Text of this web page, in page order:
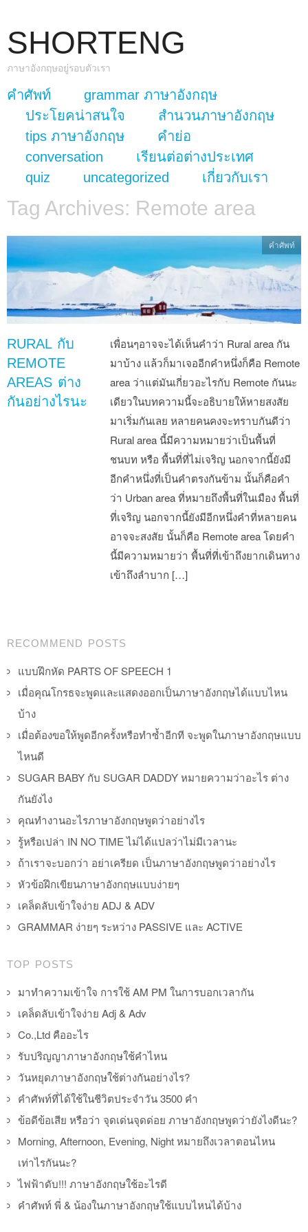
SHORTENG
ภาษาอังกฤษอยู่รอบตัวเรา
Main Menu
skip to content
คำศัพท์
grammar ภาษาอังกฤษ
ประโยคน่าสนใจ
สำนวนภาษาอังกฤษ
tips ภาษาอังกฤษ
คำย่อ
conversation
เรียนต่อต่างประเทศ
quiz
uncategorized เกี่ยวกับเรา
Tag Archives: Remote area
RURAL กับ
REMOTE
AREAS ต่าง
กันอย่างไรนะ
เพื่อนๆอาจจะได้เห็นคำว่า Rural area กัน
มาบ้าง แล้วก็มาเจออีกคำหนึ่งก็คือ Remote
area ว่าแต่มันเกี่ยวอะไรกับ Remote กันนะ
เดียวในบทความนี้จะอธิบายให้หายสงสัย
มาเริ่มกันเลย หลายคนคงจะทราบกันดีว่า
Rural area นี้มีความหมายว่าเป็นพื้นที่
ชนบท หรือ พื้นที่ที่ไม่เจริญ นอกจากนี้ยังมี
อีกคำหนึ่งที่เป็นคำตรงกันข้าม นั้นก็คือคำ
ว่า Urban area ที่หมายถึงพื้นที่ในเมือง พื้นที่
ที่เจริญ นอกจากนี้ยังมีอีกหนึ่งคำที่หลายคน
อาจจะสงสัย นั้นก็คือ Remote area โดยคำ
นี้มีความหมายว่า พื้นที่ที่เข้าถึงยากเดินทาง
เข้าถึงลำบาก […]
คำศัพท์
Post navigation
RECOMMEND POSTS
แบบฝึกหัด PARTS OF SPEECH 1
เมื่อคุณโกรธจะพูดและแสดงออกเป็นภาษาอังกฤษได้แบบไหน
บ้าง
เมื่อต้องขอให้พูดอีกครั้งหรือทำซ้ำอีกที จะพูดในภาษาอังกฤษแบบ
ไหนดี
SUGAR BABY กับ SUGAR DADDY หมายความว่าอะไร ต่าง
กันยังไง
คุณทำงานอะไรภาษาอังกฤษพูดว่าอย่างไร
รู้หรือเปล่า IN NO TIME ไม่ได้แปลว่าไม่มีเวลานะ
ถ้าเราจะบอกว่า อย่าเครียด เป็นภาษาอังกฤษพูดว่าอย่างไร
หัวข้อฝึกเขียนภาษาอังกฤษแบบง่ายๆ
เคล็ดลับเข้าใจง่าย ADJ & ADV
GRAMMAR ง่ายๆ ระหว่าง PASSIVE และ ACTIVE
TOP POSTS
มาทำความเข้าใจ การใช้ AM PM ในการบอกเวลากัน
เคล็ดลับเข้าใจง่าย Adj & Adv
Co.,Ltd คืออะไร
รับปริญญาภาษาอังกฤษใช้คำไหน
วันหยุดภาษาอังกฤษใช้ต่างกันอย่างไร?
คำศัพท์ที่ได้ใช้ในชีวิตประจำวัน 3500 คำ
ข้อดีข้อเสีย หรือว่า จุดเด่นจุดด่อย ภาษาอังกฤษพูดว่ายังไงดีนะ?
Morning, Afternoon, Evening, Night หมายถึงเวลาตอนไหน
เท่าไรกันนะ?
ไฟฟ้าดับ!!! ภาษาอังกฤษใช้อะไรดี
คำศัพท์ พี่ & น้องในภาษาอังกฤษใช้แบบไหนได้บ้าง